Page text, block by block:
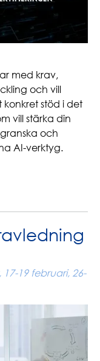
med krav,
och vill
stöd i det
vill stärka din
och
AI-verktyg.
19 februari, 26-